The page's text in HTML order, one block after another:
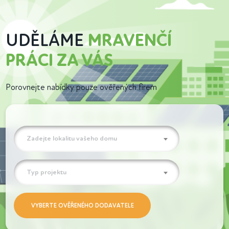
UDĚLÁMEMRAVENČÍ
PRÁCI ZA VÁS
Porovnejte nabídky pouze ověřených firem
Zadejte lokalitu vašeho domu
Typ projektu